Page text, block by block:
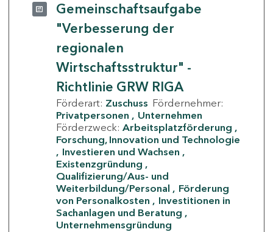
Gemeinschaftsaufgabe
"Verbesserung der
regionalen
Wirtschaftsstruktur" -
Richtlinie GRW RIGA
Förderart: Zuschuss Fördernehmer:
Privatpersonen
Unternehmen
Förderzweck: Arbeitsplatzförderung
Forschung, Innovation und Technologie
Investieren und Wachsen
Existenzgründung
Qualifizierung/Aus- und
Weiterbildung/Personal
Förderung
von Personalkosten
Investitionen in
Sachanlagen und Beratung
Unternehmensgründung